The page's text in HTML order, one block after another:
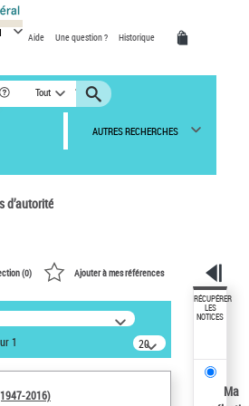
Aide Une question ? Historique
Tout
AUTRES RECHERCHES
d’autorité
dans les
:
2016)
(0) Ajouter à mes références
1
20
résultats/page
2016)
RÉCUPÉRER
LES
NOTICES
Ma